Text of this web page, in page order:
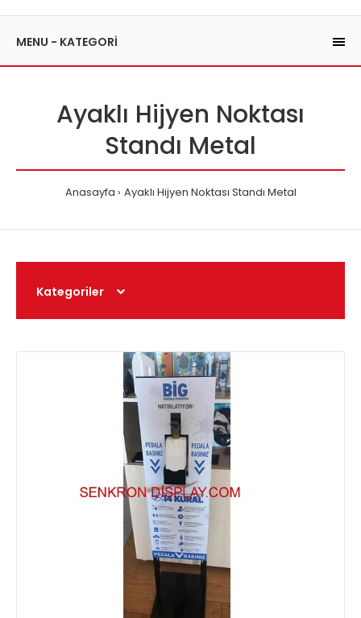
MENU - KATEGORİ
Ayaklı Hijyen Noktası
Standı Metal
Anasayfa Ayaklı Hijyen Noktası Standı Metal
Kategoriler